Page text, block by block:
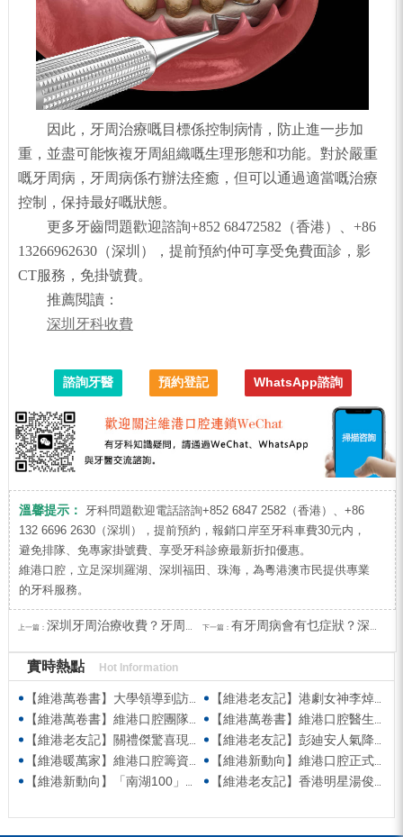
因此，牙周治療嘅目標係控制病情，防止進一步加
重，並盡可能恢複牙周組織嘅生理形態和功能。對於嚴重
嘅牙周病，牙周病係冇辦法痊癒，但可以通過適當嘅治療
控制，保持最好嘅狀態。
更多牙齒問題歡迎諮詢+852 68472582（香港）、+86
13266962630（深圳），提前預約仲可享受免費面診，影
CT服務，免掛號費。
推薦閲讀：
深圳牙科收費
諮詢牙醫 預約登記 WhatsApp諮詢
溫馨提示：
牙科問題歡迎電話諮詢+852 6847 2582（香港）、+86
132 6696 2630（深圳），提前預約，報銷口岸至牙科車費30元内，
避免排隊、免專家掛號費、享受牙科診療最新折扣優惠。
維港口腔，立足深圳羅湖、深圳福田、珠海，為粵港澳市民提供專業
的牙科服務。
上一篇： 深圳牙周治療收費？牙周治療係點治療？ 下一篇： 有牙周病會有乜症狀？深圳牙周治療幾錢？
實時熱點 Hot Information
【維港萬卷書】大學領導到訪維港口腔參觀交流 高度讚賞院感消毒與規範化管理
【維港老友記】港劇女神李焯寧現身維港口腔擔任一日店長，分享護牙心得
【維港萬卷書】維港口腔團隊走進香港書展 感受閱讀力量拓寬專業視野
【維港萬卷書】維港口腔醫生團隊受邀參與美國登士柏西諾德專題研討 聚焦無牙頜種植修復前沿策略
【維港老友記】關禮傑驚喜現身維港口腔出任明星一日CEO 即場演繹同分享經驗！
【維港老友記】彭廸安人氣降臨維港口腔任明星一日店長 勁歌熱舞快閃表演點燃全場！
【維港暖萬家】維港口腔籌資捐款援助廣西洪澇災區 攜手香港廣西南寧同鄉會共獻愛心
【維港新動向】維港口腔正式獲聘為「羅湖區社會醫療機構行業協會監事單位」
【維港新動向】「南湖100」品牌發佈會 維港口腔獲評「突出貢獻企業」殊榮
【維港老友記】香港明星湯俊明驚喜現身維港口腔 擔任明星一日店長！